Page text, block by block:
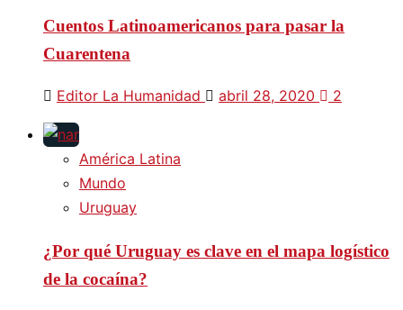
Cuentos Latinoamericanos para pasar la
Cuarentena
Editor La Humanidad abril 28, 2020 2
América Latina
Mundo
Uruguay
¿Por qué Uruguay es clave en el mapa logístico
de la cocaína?